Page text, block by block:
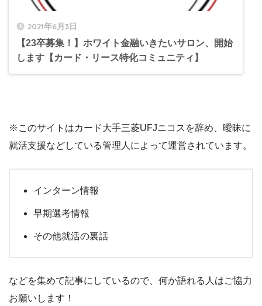
2021年6月3日
【23卒募集！】ホワイト金融いきたいサロン、開始
します【カード・リース特化コミュニティ】
※このサイトはカード大手三菱UFJニコスを辞め、曖昧に
就活支援などしている管理人によって運営されています。
インターン情報
早期選考情報
その他就活の裏話
などを集めて記事にしているので、何か語れる人はご協力
お願いします！